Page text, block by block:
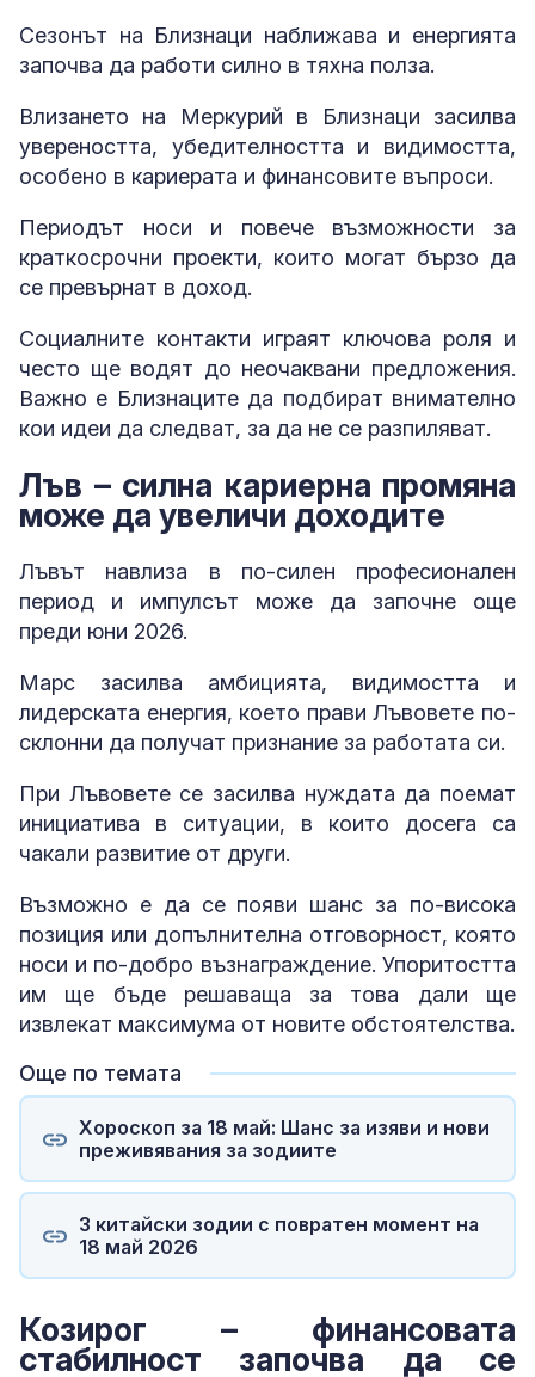
Сезонът на Близнаци наближава и енергията
започва да работи силно в тяхна полза.
Влизането на Меркурий в Близнаци засилва
увереността, убедителността и видимостта,
особено в кариерата и финансовите въпроси.
Периодът носи и повече възможности за
краткосрочни проекти, които могат бързо да
се превърнат в доход.
Социалните контакти играят ключова роля и
често ще водят до неочаквани предложения.
Важно е Близнаците да подбират внимателно
кои идеи да следват, за да не се разпиляват.
Лъв – силна кариерна промяна
може да увеличи доходите
Лъвът навлиза в по-силен професионален
период и импулсът може да започне още
преди юни 2026.
Марс засилва амбицията, видимостта и
лидерската енергия, което прави Лъвовете по-
склонни да получат признание за работата си.
При Лъвовете се засилва нуждата да поемат
инициатива в ситуации, в които досега са
чакали развитие от други.
Възможно е да се появи шанс за по-висока
позиция или допълнителна отговорност, която
носи и по-добро възнаграждение. Упоритостта
им ще бъде решаваща за това дали ще
извлекат максимума от новите обстоятелства.
Още по темата
Хороскоп за 18 май: Шанс за изяви и нови
преживявания за зодиите
3 китайски зодии с повратен момент на
18 май 2026
Козирог – финансовата
стабилност започва да се